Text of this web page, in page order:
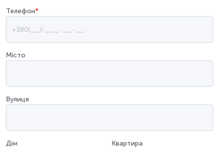
Телефон*
Місто
Вулиця
Дім Квартира